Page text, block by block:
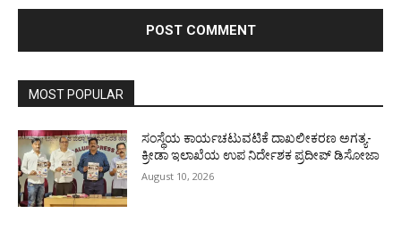
MOST POPULAR
ಸಂಸ್ಥೆಯ ಕಾರ್ಯಚಟುವಟಿಕೆ ದಾಖಲೀಕರಣ ಅಗತ್ಯ-
ಕ್ರೀಡಾ ಇಲಾಖೆಯ ಉಪ ನಿರ್ದೇಶಕ ಪ್ರದೀಪ್ ಡಿಸೋಜಾ
August 10, 2026